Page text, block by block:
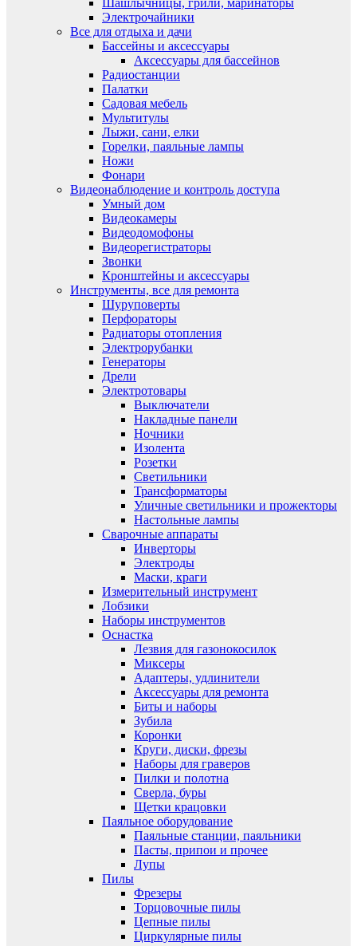
Шашлычницы, грили, маринаторы
Электрочайники
Все для отдыха и дачи
Бассейны и аксессуары
Аксессуары для бассейнов
Радиостанции
Палатки
Садовая мебель
Мультитулы
Лыжи, сани, елки
Горелки, паяльные лампы
Ножи
Фонари
Видеонаблюдение и контроль доступа
Умный дом
Видеокамеры
Видеодомофоны
Видеорегистраторы
Звонки
Кронштейны и аксессуары
Инструменты, все для ремонта
Шуруповерты
Перфораторы
Радиаторы отопления
Электрорубанки
Генераторы
Дрели
Электротовары
Выключатели
Накладные панели
Ночники
Изолента
Розетки
Светильники
Трансформаторы
Уличные светильники и прожекторы
Настольные лампы
Сварочные аппараты
Инверторы
Электроды
Маски, краги
Измерительный инструмент
Лобзики
Наборы инструментов
Оснастка
Лезвия для газонокосилок
Миксеры
Адаптеры, удлинители
Аксессуары для ремонта
Биты и наборы
Зубила
Коронки
Круги, диски, фрезы
Наборы для граверов
Пилки и полотна
Сверла, буры
Щетки крацовки
Паяльное оборудование
Паяльные станции, паяльники
Пасты, припои и прочее
Лупы
Пилы
Фрезеры
Торцовочные пилы
Цепные пилы
Циркулярные пилы